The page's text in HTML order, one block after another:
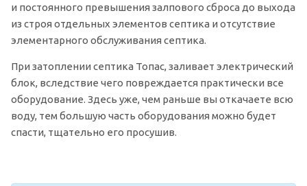
и постоянного превышения залпового сброса до выхода
из строя отдельных элементов септика и отсутствие
элементарного обслуживания септика.
При затоплении септика Топас, заливает электрический
блок, вследствие чего повреждается практически все
оборудование. Здесь уже, чем раньше вы откачаете всю
воду, тем большую часть оборудования можно будет
спасти, тщательно его просушив.